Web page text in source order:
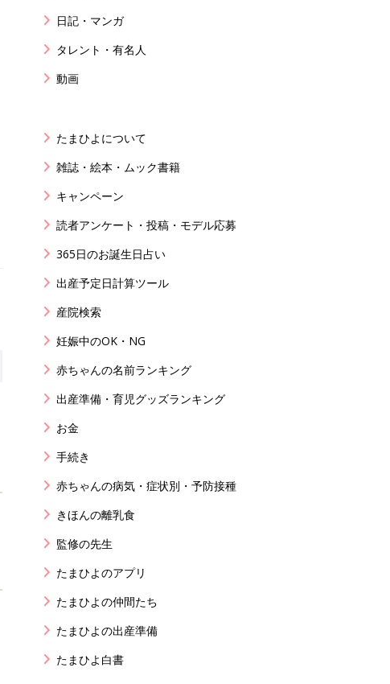
日記・マンガ
タレント・有名人
動画
たまひよについて
雑誌・絵本・ムック書籍
キャンペーン
読者アンケート・投稿・モデル応募
365日のお誕生日占い
出産予定日計算ツール
産院検索
妊娠中のOK・NG
赤ちゃんの名前ランキング
出産準備・育児グッズランキング
お金
手続き
赤ちゃんの病気・症状別・予防接種
きほんの離乳食
監修の先生
たまひよのアプリ
たまひよの仲間たち
たまひよの出産準備
たまひよ白書